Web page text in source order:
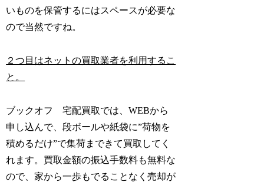
いものを保管するにはスペースが必要な
ので当然ですね。
２つ目はネットの買取業者を利用するこ
と。
ブックオフ 宅配買取では、WEBから
申し込んで、段ボールや紙袋に”荷物を
積めるだけ”で集荷まできて買取してく
れます。買取金額の振込手数料も無料な
ので、家から一歩もでることなく売却が